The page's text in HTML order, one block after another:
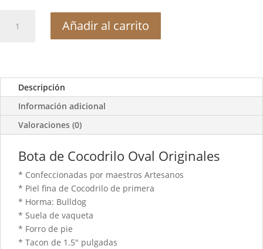
cantidad
Añadir al carrito
Descripción
Información adicional
Valoraciones (0)
Bota de Cocodrilo Oval Originales
* Confeccionadas por maestros Artesanos
* Piel fina de Cocodrilo de primera
* Horma: Bulldog
* Suela de vaqueta
* Forro de pie
* Tacon de 1.5" pulgadas